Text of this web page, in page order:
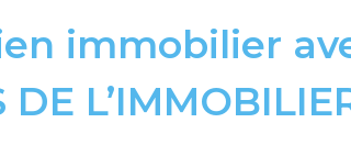
immobilier
DE